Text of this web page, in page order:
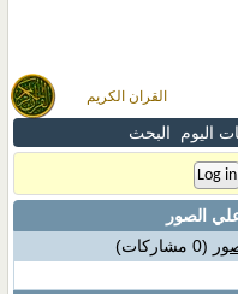
القران الكريم
اليوم البحث
علي الصور
(0 مشاركات)